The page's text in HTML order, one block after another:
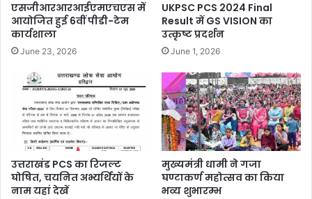
एसजीआरआरआईएमएचएस में
आयोजित हुई 6वीं पीडी-टेम
कार्यशाला
June 23, 2026
UKPSC PCS 2024 Final
Result में GS VISION का
उत्कृष्ट प्रदर्शन
June 1, 2026
उत्तराखंड PCS का रिजल्ट
घोषित, चयनित अभ्यर्थियों के
नाम यहां देखें
मुख्यमंत्री धामी ने गजा
घण्टाकर्ण महोत्सव का किया
भव्य शुभारम्भ